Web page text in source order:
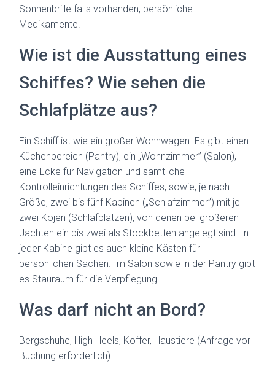
Sonnenbrille falls vorhanden, persönliche
Medikamente.
Wie ist die Ausstattung eines
Schiffes? Wie sehen die
Schlafplätze aus?
Ein Schiff ist wie ein großer Wohnwagen. Es gibt einen
Küchenbereich (Pantry), ein „Wohnzimmer” (Salon),
eine Ecke für Navigation und sämtliche
Kontrolleinrichtungen des Schiffes, sowie, je nach
Größe, zwei bis fünf Kabinen („Schlafzimmer”) mit je
zwei Kojen (Schlafplätzen), von denen bei größeren
Jachten ein bis zwei als Stockbetten angelegt sind. In
jeder Kabine gibt es auch kleine Kästen für
persönlichen Sachen. Im Salon sowie in der Pantry gibt
es Stauraum für die Verpflegung.
Was darf nicht an Bord?
Bergschuhe, High Heels, Koffer, Haustiere (Anfrage vor
Buchung erforderlich).